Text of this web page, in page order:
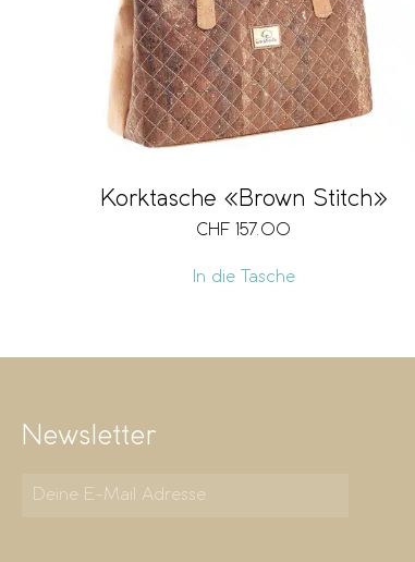
Korktasche «Brown Stitch»
CHF 157.00
In die Tasche
Newsletter